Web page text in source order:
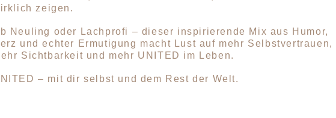
zeigen.
Neuling oder Lachprofi – dieser inspirierende Mix aus Humor,
und echter Ermutigung macht Lust auf mehr Selbstvertrauen,
Sichtbarkeit und mehr UNITED im Leben.
– mit dir selbst und dem Rest der Welt.